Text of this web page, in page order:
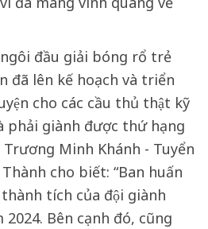
đầu giải bóng rổ trẻ
đã lên kế hoạch và triển
cho các cầu thủ thật kỹ
phải giành được thứ hạng
Minh Khánh - Tuyển
cho biết: “Ban huấn
tích của đội giành
Bên cạnh đó, cũng